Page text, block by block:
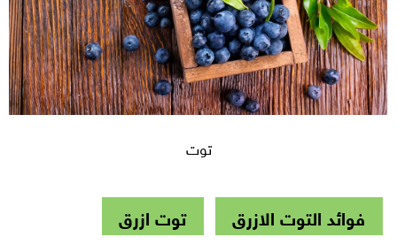
توت
فوائد التوت الازرق
توت ازرق